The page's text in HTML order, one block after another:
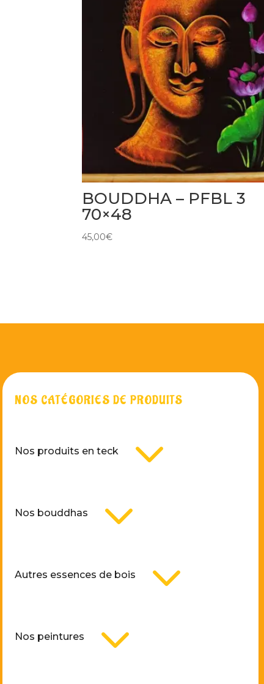
BOUDDHA – PFBL 3
70×48
45,00€
NOS CATÉGORIES DE PRODUITS
Nos produits en teck 3
Nos bouddhas 3
Autres essences de bois 3
Nos peintures
3